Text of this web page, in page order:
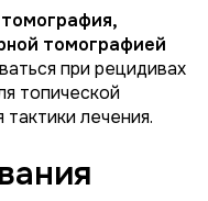
томографией
при рецидивах
топической
лечения.